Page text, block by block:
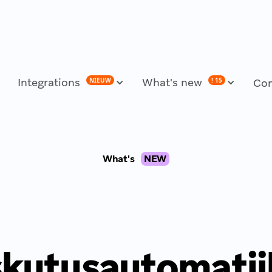
Integrations NIEUW What's new ! 15
What's NEW